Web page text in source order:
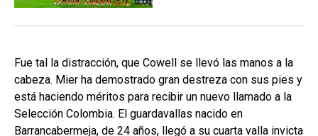
Fue tal la distracción, que Cowell se llevó las manos a la
cabeza. Mier ha demostrado gran destreza con sus pies y
está haciendo méritos para recibir un nuevo llamado a la
Selección Colombia. El guardavallas nacido en
Barrancabermeja, de 24 años, llegó a su cuarta valla invicta